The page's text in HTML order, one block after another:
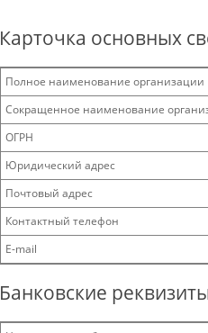
Карточка основных
Полное наименование организации
Сокращенное наименование
ОГРН
Юридический адрес
Почтовый адрес
Контактный телефон
E-mail
Банковские